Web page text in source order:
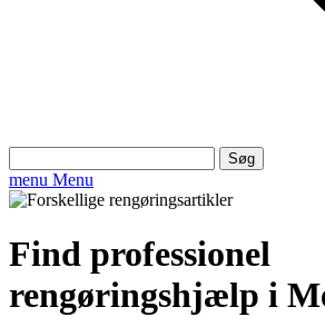
efter:
menu Menu
Find professionel
rengøringshjælp i